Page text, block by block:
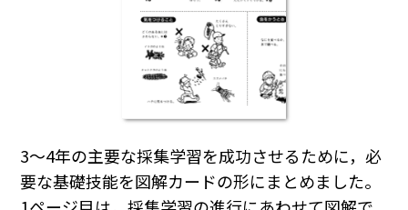
3～4年の主要な採集学習を成功させるために，必
要な基礎技能を図解カードの形にまとめました。